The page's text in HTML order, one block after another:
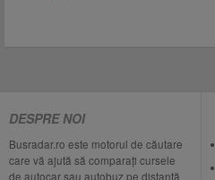
DESPRE NOI
Busradar.ro este motorul de căutare
care vă ajută să comparați cursele
de autocar sau autobuz pe distanță